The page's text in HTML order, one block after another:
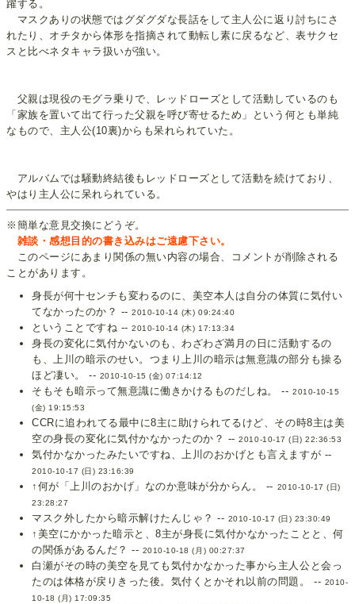
躍する。
マスクありの状態ではグダグダな長話をして主人公に返り討ちにさ
れたり、オチタから体形を指摘されて動転し素に戻るなど、表サクセ
スと比べネタキャラ扱いが強い。
父親は現役のモグラ乗りで、レッドローズとして活動しているのも
「家族を置いて出て行った父親を呼び寄せるため」という何とも単純
なもので、主人公(10裏)からも呆れられていた。
アルバムでは騒動終結後もレッドローズとして活動を続けており、
やはり主人公に呆れられている。
※簡単な意見交換にどうぞ。
雑談・感想目的の書き込みはご遠慮下さい。
このページにあまり関係の無い内容の場合、コメントが削除される
ことがあります。
身長が何十センチも変わるのに、美空本人は自分の体質に気付い
てなかったのか？ --2010-10-14 (木) 09:24:40
ということですね --2010-10-14 (木) 17:13:34
身長の変化に気付かないのも、わざわざ満月の日に活動するの
も、上川の暗示のせい。つまり上川の暗示は無意識の部分も操る
ほど凄い。 -- 2010-10-15 (金) 07:14:12
そもそも暗示って無意識に働きかけるものだしね。 --2010-10-15
(金) 19:15:53
CCRに追われてる最中に8主に助けられてるけど、その時8主は美
空の身長の変化に気付かなかったのか？ --2010-10-17 (日) 22:36:53
気付かなかったみたいですね、上川のおかげとも言えますが --
2010-10-17 (日) 23:16:39
↑何が「上川のおかげ」なのか意味が分からん。 -- 2010-10-17 (日)
23:28:27
マスク外したから暗示解けたんじゃ？ -- 2010-10-17 (日) 23:30:49
↑美空にかかった暗示と、8主が身長に気付かなかったことと、何
の関係があるんだ？ -- 2010-10-18 (月) 00:27:37
白瀬がその時の美空を見ても気付かなかった事から主人公と会っ
たのは体格が戻りきった後。気付くとかそれ以前の問題。 -- 2010-
10-18 (月) 17:09:35